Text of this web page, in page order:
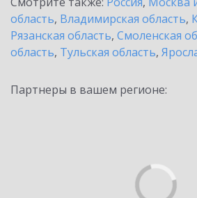
область, Владимирская область,
Рязанская область, Смоленская
область, Тульская область,
Партнеры в вашем регионе: